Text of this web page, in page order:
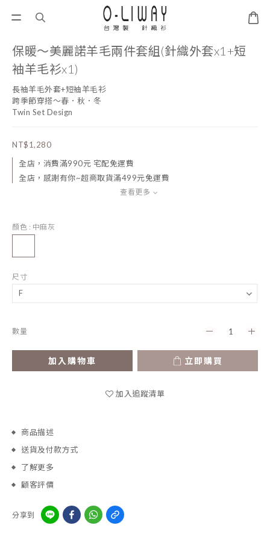
保暖～美麗諾羊毛兩件套組(針織外套x1+短
袖羊毛衫x1)
長袖羊毛外套+短袖羊毛衫
跨季節穿搭～春．秋．冬
Twin Set Design
NT$1,280
全店，消費滿990元 宅配免運費
全店，感謝有你~超商取貨滿499元免運費
查看更多
顏色 : 中麻灰
尺寸
數量
加入購物車 立即購買
加入追蹤清單
商品描述
送貨及付款方式
了解更多
顧客評價
分享到